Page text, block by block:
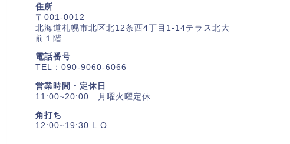
住所
〒001-0012
北海道札幌市北区北12条西4丁目1-14テラス北大
前１階
電話番号
TEL：090-9060-6066
営業時間・定休日
11:00~20:00 月曜火曜定休
角打ち
12:00~19:30 L.O.